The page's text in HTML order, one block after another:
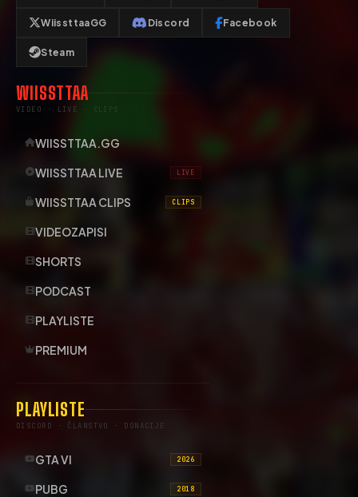
WiissttaaGG Discord Facebook
Steam
WIISSTTAA
VIDEO · LIVE · CLIPS
WIISSTTAA.GG
WIISSTTAA LIVE LIVE
WIISSTTAA CLIPS CLIPS
VIDEOZAPISI
SHORTS
PODCAST
PLAYLISTE
PREMIUM
PLAYLISTE
DISCORD · ČLANSTVO · DONACIJE
GTA VI 2026
PUBG 2018